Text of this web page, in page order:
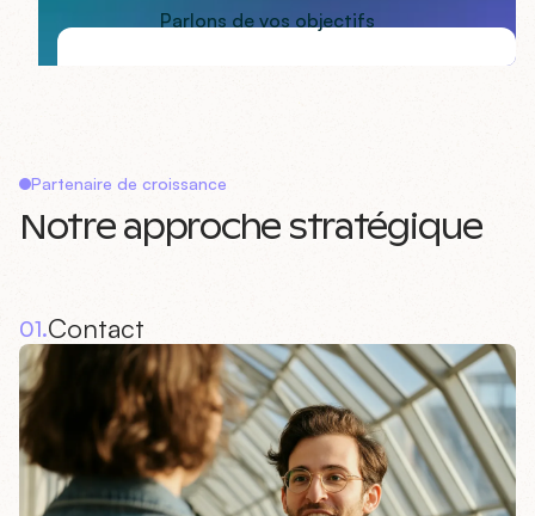
Parlons de vos objectifs
Partenaire de croissance
Notre approche stratégique
01.Contact